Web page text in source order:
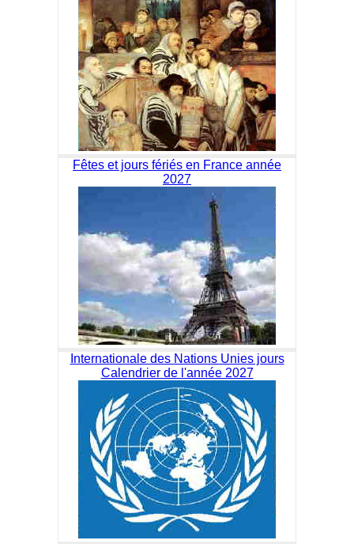
Fêtes et jours fériés en France année
2027
Internationale des Nations Unies jours
Calendrier de l'année 2027